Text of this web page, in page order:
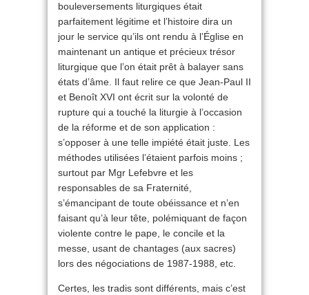
bouleversements liturgiques était
parfaitement légitime et l’histoire dira un
jour le service qu’ils ont rendu à l’Église en
maintenant un antique et précieux trésor
liturgique que l’on était prêt à balayer sans
états d’âme. Il faut relire ce que Jean-Paul II
et Benoît XVI ont écrit sur la volonté de
rupture qui a touché la liturgie à l’occasion
de la réforme et de son application :
s’opposer à une telle impiété était juste. Les
méthodes utilisées l’étaient parfois moins ;
surtout par Mgr Lefebvre et les
responsables de sa Fraternité,
s’émancipant de toute obéissance et n’en
faisant qu’à leur tête, polémiquant de façon
violente contre le pape, le concile et la
messe, usant de chantages (aux sacres)
lors des négociations de 1987-1988, etc.
Certes, les tradis sont différents, mais c’est